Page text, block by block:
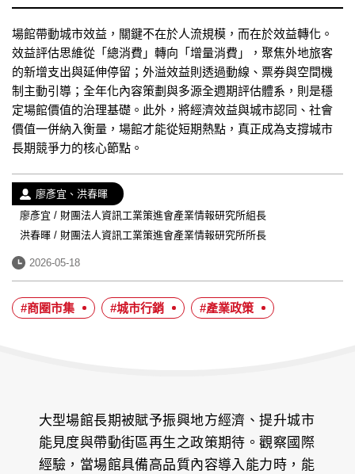
場館帶動城市效益，關鍵不在於人流規模，而在於效益轉化。
效益評估思維從「總消費」轉向「增量消費」，聚焦外地旅客
的新增支出與延伸停留；外溢效益則透過動線、票券與空間機
制主動引導；全年化內容策劃與多源全週期評估體系，則是穩
定場館價值的治理基礎。此外，將經濟效益與城市認同、社會
價值一併納入衡量，場館才能從短期熱點，真正成為支撐城市
長期競爭力的核心節點。
作
者：
廖彥宜、洪春暉
經
歷：
廖彥宜 / 財團法人資訊工業策進會產業情報研究所組長
洪春暉 / 財團法人資訊工業策進會產業情報研究所所長
發
布
日
期：
2026-05-18
#商圈市集 #城市行銷 #產業政策
大型場館長期被賦予振興地方經濟、提升城市
能見度與帶動街區再生之政策期待。觀察國際
經驗，當場館具備高品質內容導入能力時，能